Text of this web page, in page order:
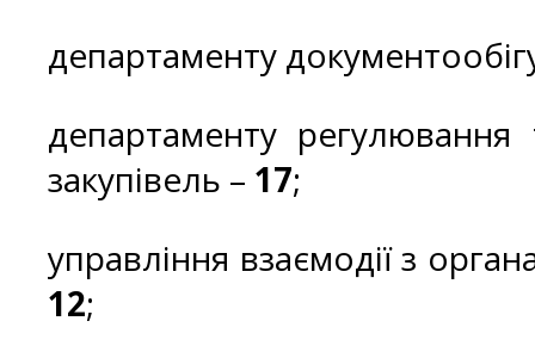
департаменту
департаменту регулювання
закупівель – 17;
управління взаємодії з
12;